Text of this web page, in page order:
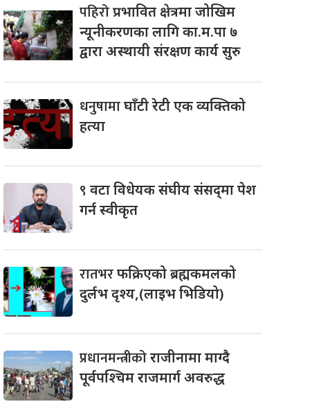
पहिरोप्रभावित क्षेत्रमा जोखिम
न्यूनीकरणका लागि का.म.पा ७
द्वारा अस्थायी संरक्षण कार्य सुरु
धनुषामाघाँटी रेटी एक व्यक्तिको
हत्या
९वटा विधेयक संघीय संसद्‌मा पेश
गर्न स्वीकृत
रातभरफक्रिएको ब्रह्मकमलको
दुर्लभ दृश्य,(लाइभ भिडियो)
प्रधानमन्त्रीकोराजीनामा माग्दै
पूर्वपश्चिम राजमार्ग अवरुद्ध